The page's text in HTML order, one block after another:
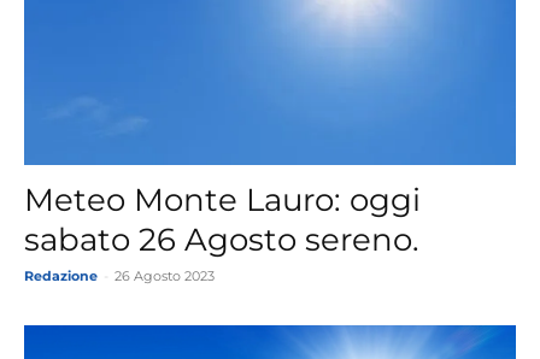
Meteo Monte Lauro: oggi
sabato 26 Agosto sereno.
Redazione 26 Agosto 2023